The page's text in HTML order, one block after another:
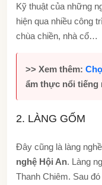
Kỹ thuật của những
hiện qua nhiều công
chùa chiền, nhà cổ…
>> Xem thêm:
ẩm thực nổi tiếng
2. LÀNG GỐM
Đây cũng là làng
nghệ Hội An. Làng
Thanh Chiêm. Sau